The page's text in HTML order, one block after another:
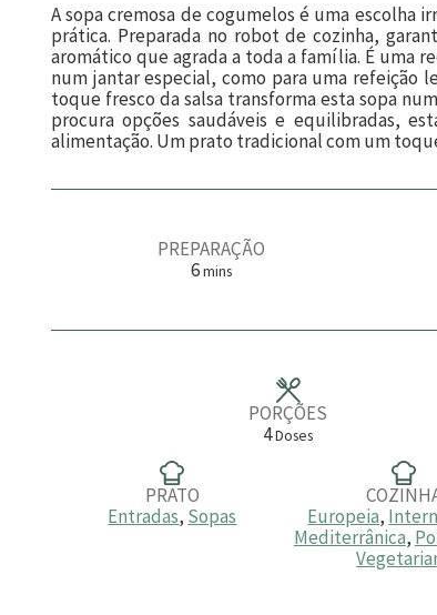
A sopa cremosa de cogumelos é uma
prática. Preparada no robot de cozinha,
aromático que agrada a toda a família. É uma
num jantar especial, como para uma refeição
toque fresco da salsa transforma esta sopa
procura opções saudáveis e equilibradas,
alimentação. Um prato tradicional com um
PREPARAÇÃO
6m
u
mins
PORÇÕES
4Doses
PRATO
Entradas, Sopas
Europeia,
Mediterrânica,